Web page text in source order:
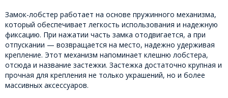
Замок-лобстер работает на основе пружинного механизма,
который обеспечивает легкость использования и надежную
фиксацию. При нажатии часть замка отодвигается, а при
отпускании — возвращается на место, надежно удерживая
крепление. Этот механизм напоминает клешню лобстера,
отсюда и название застежки. Застежка достаточно крупная и
прочная для крепления не только украшений, но и более
массивных аксессуаров.